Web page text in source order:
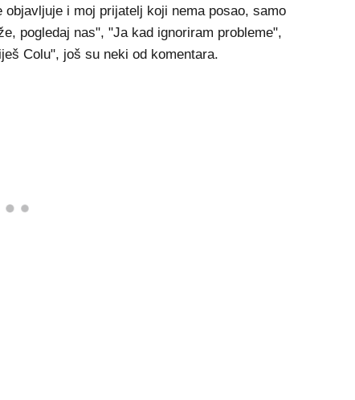
i moj prijatelj koji nema posao, samo
pogledaj nas", "Ja kad ignoriram probleme",
Colu", još su neki od komentara.